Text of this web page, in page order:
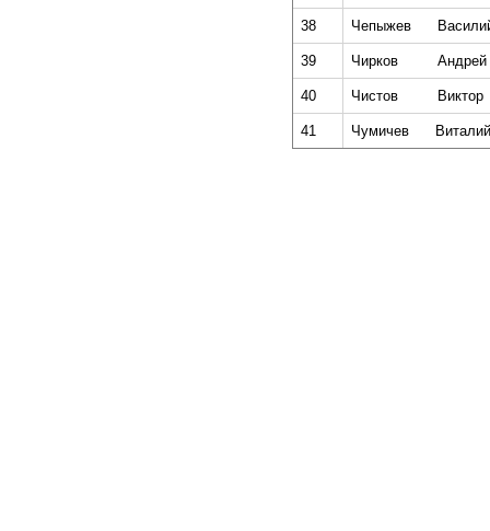
38 Чепыжев
39 Чирков Андрей
40 Чистов Виктор
41 Чумичев Виталий